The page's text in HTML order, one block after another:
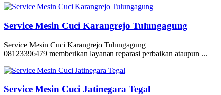
Service Mesin Cuci Karangrejo Tulungagung
Service Mesin Cuci Karangrejo Tulungagung
08123396479 memberikan layanan reparasi perbaikan ataupun ...
Service Mesin Cuci Jatinegara Tegal